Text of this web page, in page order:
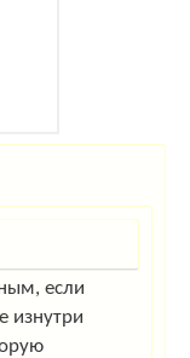
если
изнутри